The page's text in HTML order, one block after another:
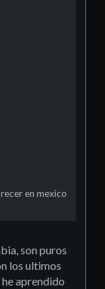
en mexico
son puros
los ultimos
aprendido